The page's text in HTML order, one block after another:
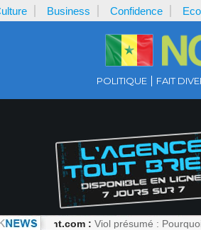
Business Confidence
POLITIQUE FAIT
: Viol présumé : Pourquoi faut-il